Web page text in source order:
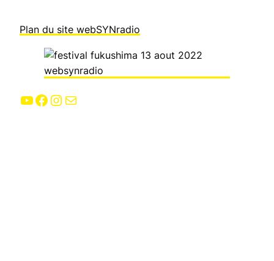
Plan du site webSYNradio
YouTube Facebook Instagram E-mail